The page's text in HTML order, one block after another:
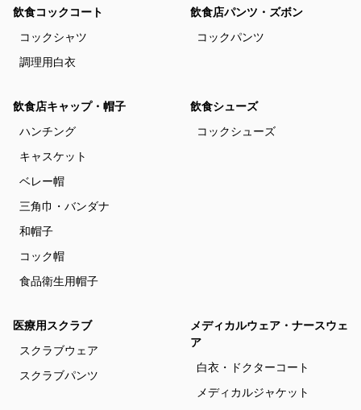
飲食コックコート
コックシャツ
調理用白衣
飲食店パンツ・ズボン
コックパンツ
飲食店キャップ・帽子
ハンチング
キャスケット
ベレー帽
三角巾・バンダナ
和帽子
コック帽
食品衛生用帽子
飲食シューズ
コックシューズ
医療用スクラブ
スクラブウェア
スクラブパンツ
メディカルウェア・ナースウェ
ア
白衣・ドクターコート
メディカルジャケット